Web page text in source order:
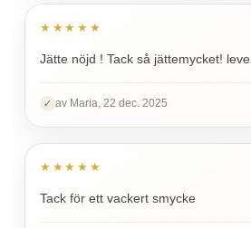
★★★★★
Jätte nöjd ! Tack så jättemycket!
✓ av Maria, 22 dec. 2025
★★★★★
Tack för ett vackert smycke